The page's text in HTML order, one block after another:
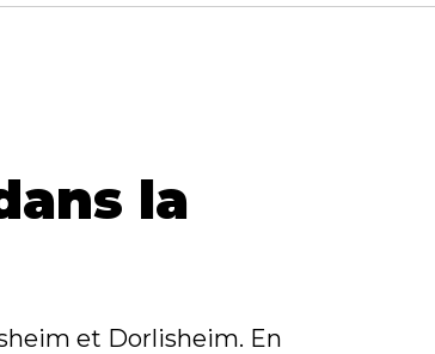
la
et Dorlisheim. En